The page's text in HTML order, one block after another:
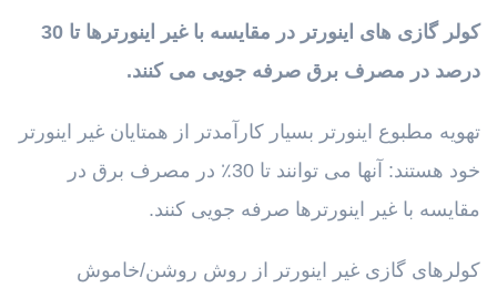
کولر گازی های اینورتر در مقایسه با غیر اینورترها تا 30
درصد در مصرف برق صرفه جویی می کنند.
تهویه مطبوع اینورتر بسیار کارآمدتر از همتایان غیر اینورتر
خود هستند: آنها می توانند تا 30٪ در مصرف برق در
مقایسه با غیر اینورترها صرفه جویی کنند.
کولرهای گازی غیر اینورتر از روش روشن/خاموش